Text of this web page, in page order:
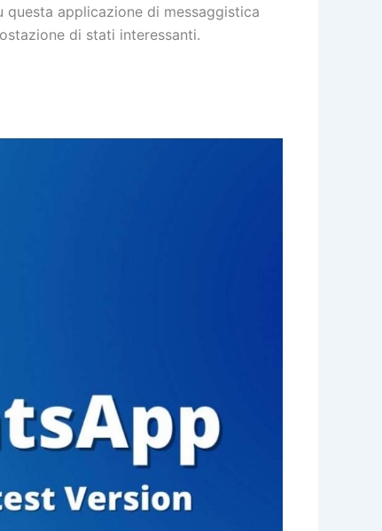
applicazione di messaggistica
di stati interessanti.